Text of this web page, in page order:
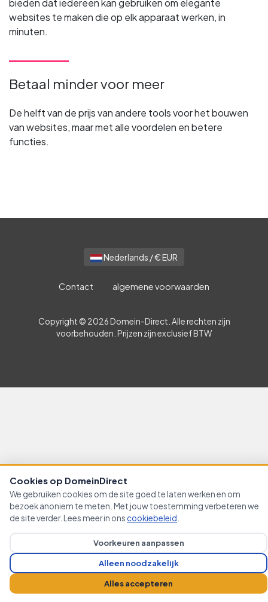
bieden dat iedereen kan gebruiken om elegante
websites te maken die op elk apparaat werken, in
minuten.
Betaal minder voor meer
De helft van de prijs van andere tools voor het bouwen
van websites, maar met alle voordelen en betere
functies.
Nederlands / € EUR
Contact algemene voorwaarden
Copyright © 2026 Domein-Direct. Alle rechten zijn
voorbehouden. Prijzen zijn exclusief BTW
Cookies op DomeinDirect
We gebruiken cookies om de site goed te laten werken en om
bezoek anoniem te meten. Met jouw toestemming verbeteren we
de site verder. Lees meer in ons cookiebeleid
Voorkeuren aanpassen
Alleen noodzakelijk
Alles accepteren